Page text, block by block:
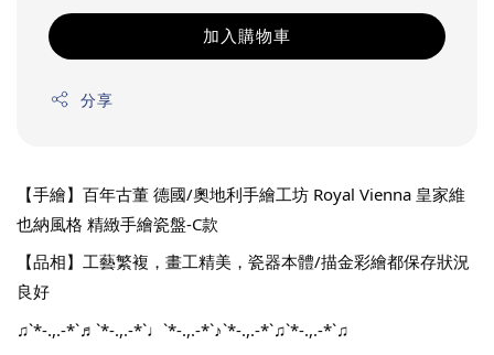
加入購物車
分享
【手繪】百年古董 德國/奧地利手繪工坊 Royal Vienna 皇家維
也納風格 精緻手繪瓷盤-C款
【品相】工藝繁複，畫工精美，瓷器本體/描金彩繪都保存狀況
良好
♫`*-.,.-*`♬`*-.,.-*`♩`*-.,.-*`♪`*-.,.-*`♫`*-.,.-*`♫